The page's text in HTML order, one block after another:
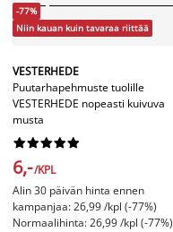
-77%
Niin kauan kuin tavaraa riittää
VESTERHEDE
Puutarhapehmuste tuolille
VESTERHEDE nopeasti kuivuva
musta






6,-/KPL
Alin 30 päivän hinta ennen
kampanjaa: 26,99 /kpl (-77%)
Normaalihinta: 26,99 /kpl (-77%)